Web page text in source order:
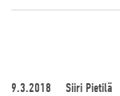
9.3.2018 Siiri Pietilä